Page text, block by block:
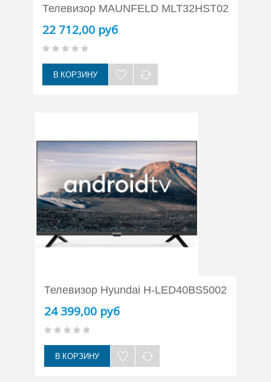
Телевизор MAUNFELD MLT32HST02
22 712,00 руб
В КОРЗИНУ
Телевизор Hyundai H-LED40BS5002
24 399,00 руб
В КОРЗИНУ